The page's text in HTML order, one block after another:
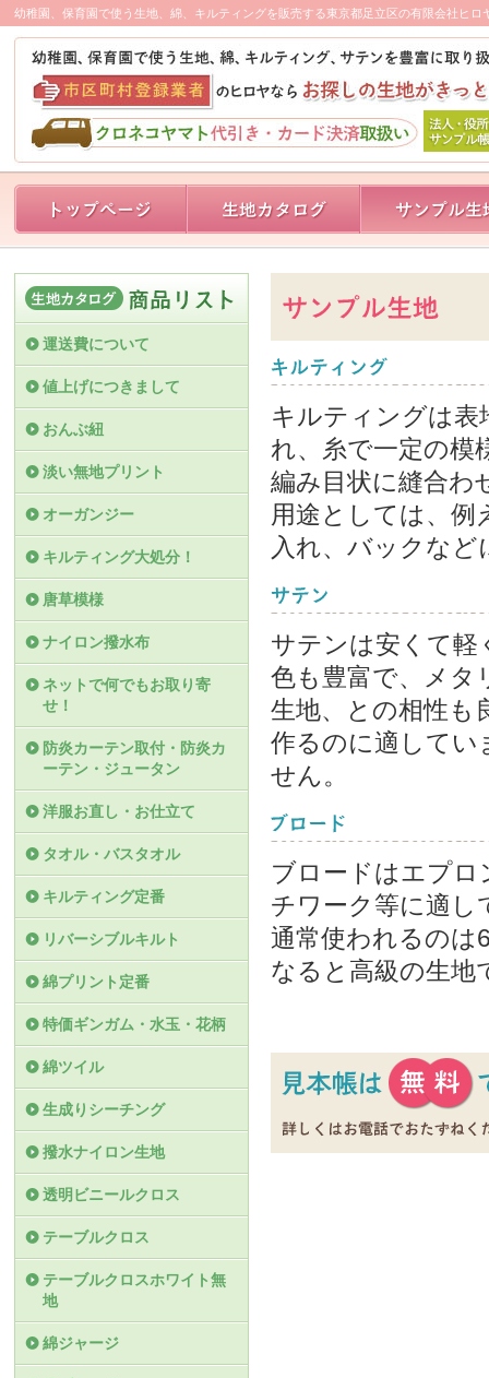
幼稚園、保育園で使う生地、綿、キルティングを販売する東京都足立区の有限会社ヒ
キルティングは表
れ、糸で一定の模
編み目状に縫合わ
用途としては、例
入れ、バックな
サテンは安くて軽
色も豊富で、メタ
生地、との相性も
作るのに適してい
せん。
ブロードはエプロ
チワーク等に適し
通常使われるのは
なると高級の生地
運送費について
値上げにつきまして
おんぶ紐
淡い無地プリント
オーガンジー
キルティング大処分！
唐草模様
ナイロン撥水布
ネットで何でもお取り寄
せ！
防炎カーテン取付・防炎カ
ーテン・ジュータン
洋服お直し・お仕立て
タオル・バスタオル
キルティング定番
リバーシブルキルト
綿プリント定番
特価ギンガム・水玉・花柄
綿ツイル
生成りシーチング
撥水ナイロン生地
透明ビニールクロス
テーブルクロス
テーブルクロスホワイト無
地
綿ジャージ